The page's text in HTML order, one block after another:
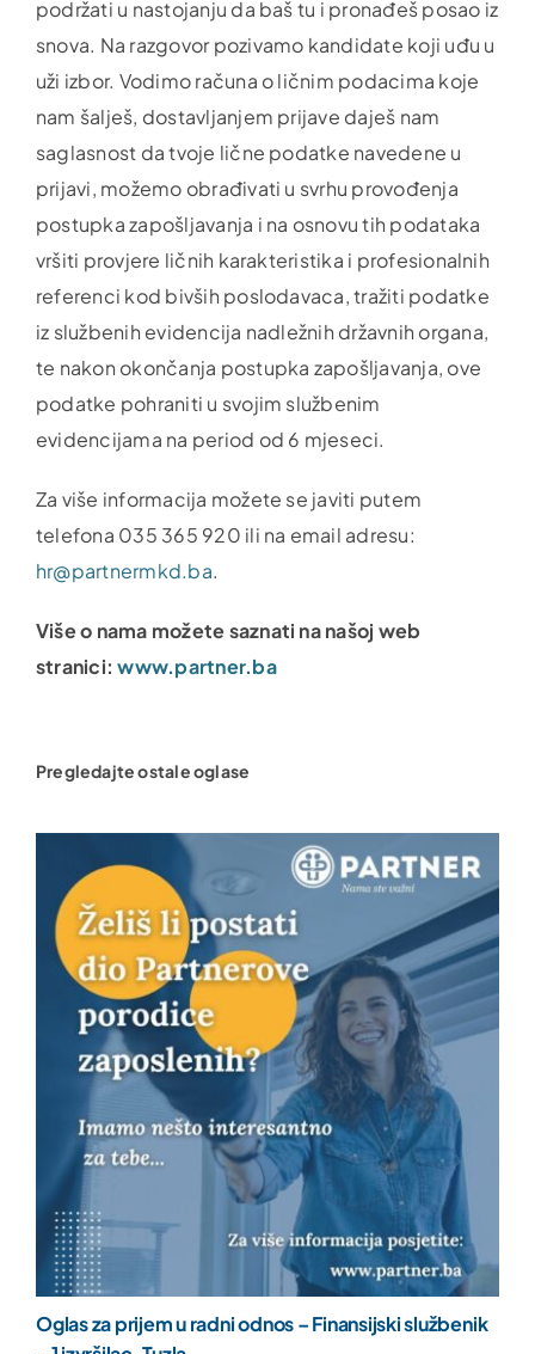
podržati u nastojanju da baš tu i pronađeš posao iz
snova. Na razgovor pozivamo kandidate koji uđu u
uži izbor. Vodimo računa o ličnim podacima koje
nam šalješ, dostavljanjem prijave daješ nam
saglasnost da tvoje lične podatke navedene u
prijavi, možemo obrađivati u svrhu provođenja
postupka zapošljavanja i na osnovu tih podataka
vršiti provjere ličnih karakteristika i profesionalnih
referenci kod bivših poslodavaca, tražiti podatke
iz službenih evidencija nadležnih državnih organa,
te nakon okončanja postupka zapošljavanja, ove
podatke pohraniti u svojim službenim
evidencijama na period od 6 mjeseci.
Za više informacija možete se javiti putem
telefona 035 365 920 ili na email adresu:
hr@partnermkd.ba.
Više o nama možete saznati na našoj web
stranici:www.partner.ba
Pregledajte ostale oglase
Oglas za prijem u radni odnos – Finansijski službenik